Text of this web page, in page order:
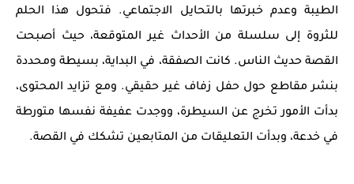
الطيبة وعدم خبرتها بالتحايل الاجتماعي. فتحول هذا الحلم
للثروة إلى سلسلة من الأحداث غير المتوقعة، حيث أصبحت
القصة حديث الناس. كانت الصفقة، في البداية، بسيطة ومحددة
بنشر مقاطع حول حفل زفاف غير حقيقي. ومع تزايد المحتوى،
بدأت الأمور تخرج عن السيطرة، ووجدت عفيفة نفسها متورطة
في خدعة، وبدأت التعليقات من المتابعين تشكك في القصة.